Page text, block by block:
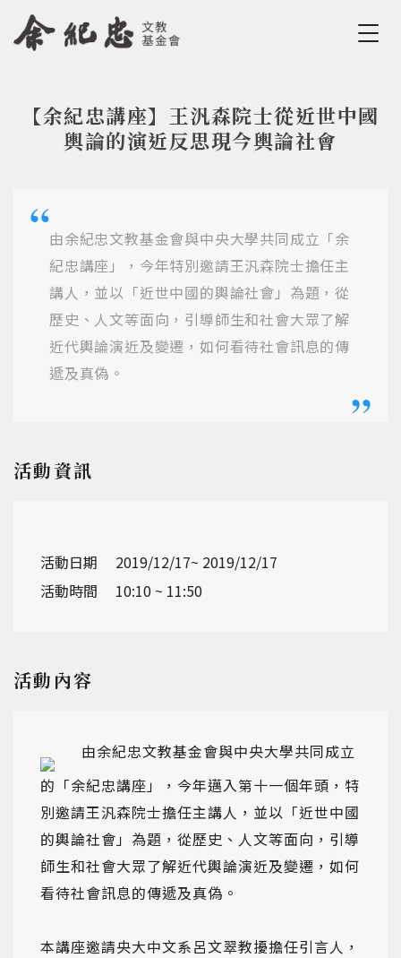
Jump to Navigation
Jump to Main content
您在這裡
【余紀忠講座】王汎森院士從近世中國
輿論的演近反思現今輿論社會
由余紀忠文教基金會與中央大學共同成立「余
紀忠講座」，今年特別邀請王汎森院士擔任主
講人，並以「近世中國的輿論社會」為題，從
歷史、人文等面向，引導師生和社會大眾了解
近代輿論演近及變遷，如何看待社會訊息的傳
遞及真偽。
活動資訊
活動日期
2019/12/17~ 2019/12/17
活動時間
10:10 ~ 11:50
活動內容
由余紀忠文教基金會與中央大學共同成立
的「余紀忠講座」，今年邁入第十一個年頭，特
別邀請王汎森院士擔任主講人，並以「近世中國
的輿論社會」為題，從歷史、人文等面向，引導
師生和社會大眾了解近代輿論演近及變遷，如何
看待社會訊息的傳遞及真偽。
本講座邀請央大中文系呂文翠教擾擔任引言人，